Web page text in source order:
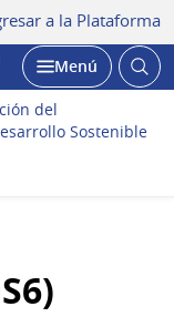
a la Plataforma
Abrir
Menú
del
Sostenible